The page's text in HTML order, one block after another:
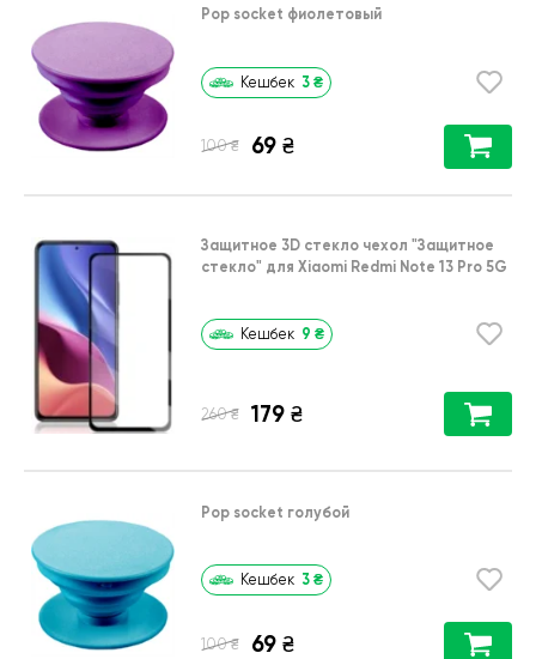
Pop socket фиолетовый
Кешбек 3 ₴
100 ₴ 69 ₴
Защитное 3D стекло чехол "Защитное
стекло" для Xiaomi Redmi Note 13 Pro 5G
Кешбек 9 ₴
260 ₴ 179 ₴
Pop socket голубой
Кешбек 3 ₴
100 ₴ 69 ₴